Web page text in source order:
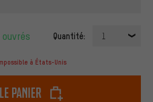
ouvrés Quantité: 1
à États-Unis
panier